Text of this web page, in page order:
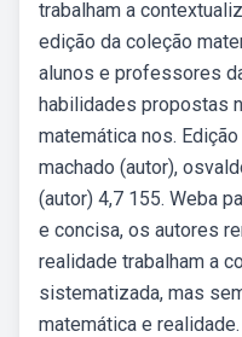
trabalham a
edição da coleção
alunos e professores
habilidades propostas
matemática nos.
machado (autor),
(autor) 4,7 155. Weba
e concisa, os autores
realidade trabalham a
sistematizada, mas
matemática e